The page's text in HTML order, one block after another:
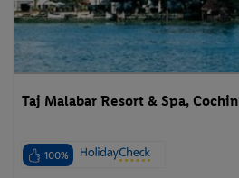
Taj Malabar Resort & Spa, Cochin
100%